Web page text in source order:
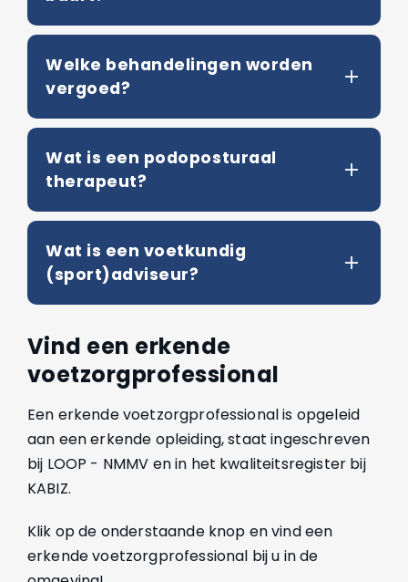
Welke behandelingen worden
vergoed?
Wat is een podoposturaal
therapeut?
Wat is een voetkundig
(sport)adviseur?
Vind een erkende
voetzorgprofessional
Een erkende voetzorgprofessional is opgeleid
aan een erkende opleiding, staat ingeschreven
bij LOOP - NMMV en in het kwaliteitsregister bij
KABIZ.
Klik op de onderstaande knop en vind een
erkende voetzorgprofessional bij u in de